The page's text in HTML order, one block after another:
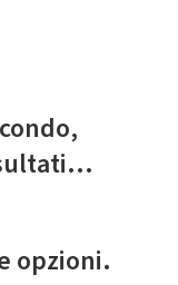
opzioni.